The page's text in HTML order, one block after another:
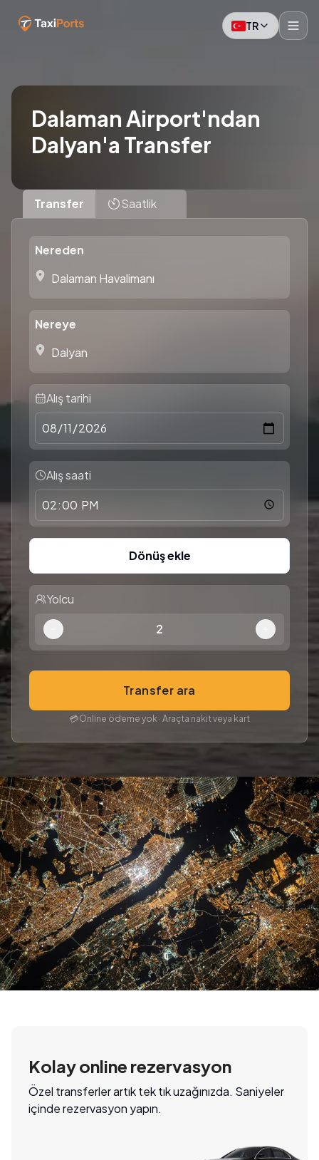
TR
Dalaman Airport'ndan
Dalyan'a Transfer
Transfer Saatlik
Nereden
Nereye
Alış tarihi
Alış saati
Dönüş ekle
Yolcu
2
Transfer ara
💳Online ödeme yok · Araçta nakit veya kart
Kolay online rezervasyon
Özel transferler artık tek tık uzağınızda. Saniyeler
içinde rezervasyon yapın.